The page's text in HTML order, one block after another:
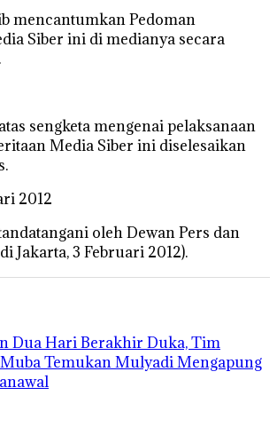
mencantumkan Pedoman
Siber ini di medianya secara
sengketa mengenai pelaksanaan
Media Siber ini diselesaikan
2012
oleh Dewan Pers dan
Jakarta, 3 Februari 2012).